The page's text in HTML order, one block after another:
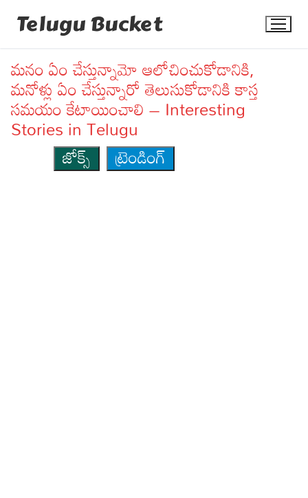
Telugu Bucket
Quotes
మనం ఏం చేస్తున్నామో ఆలోచించుకోడానికి,
మనోళ్లు ఏం చేస్తున్నారో తెలుసుకోడానికి కాస్త
సమయం కేటాయించాలి – Interesting
Stories in Telugu
జోక్స్
ట్రెండింగ్